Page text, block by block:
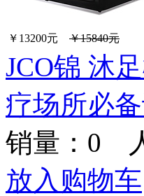
￥13200元 ￥15840元
JCO锦 沐
疗场所必
销量： 0
放入购物车